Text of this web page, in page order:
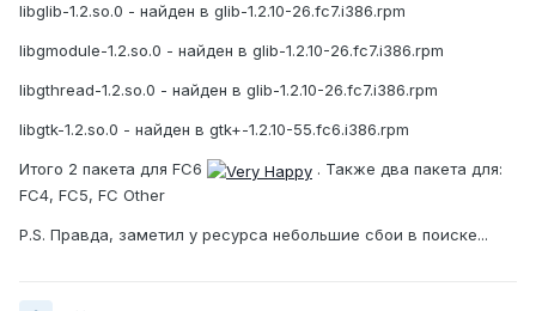
libglib-1.2.so.0 - найден в glib-1.2.10-26.fc7.i386.rpm
libgmodule-1.2.so.0 - найден в glib-1.2.10-26.fc7.i386.rpm
libgthread-1.2.so.0 - найден в glib-1.2.10-26.fc7.i386.rpm
libgtk-1.2.so.0 - найден в gtk+-1.2.10-55.fc6.i386.rpm
Итого 2 пакета для FC6
. Также два пакета для:
FC4, FC5, FC Other
P.S. Правда, заметил у ресурса небольшие сбои в поиске...